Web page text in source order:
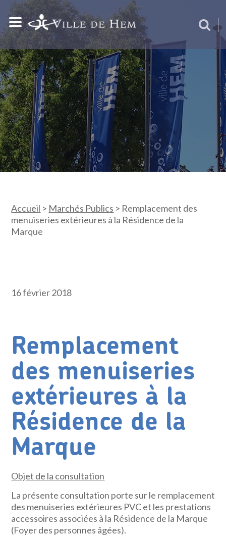
Accueil > Marchés Publics > Remplacement des
menuiseries extérieures à la Résidence de la
Marque
16 février 2018
Remplacement
des menuiseries
extérieures à la
Résidence de la
Marque
Objet de la consultation
La présente consultation porte sur le remplacement
des menuiseries extérieures PVC et les prestations
accessoires associées à la Résidence de la Marque
(Foyer des personnes âgées).